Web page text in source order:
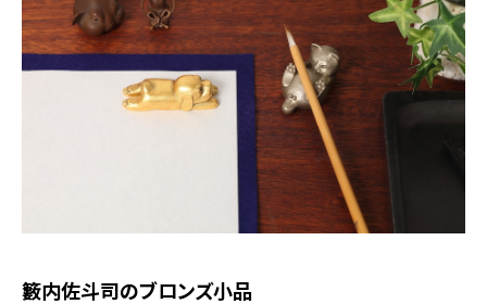
籔内佐斗司のブロンズ小品